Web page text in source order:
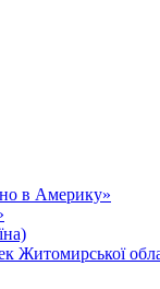
в Америку»
Житомирської